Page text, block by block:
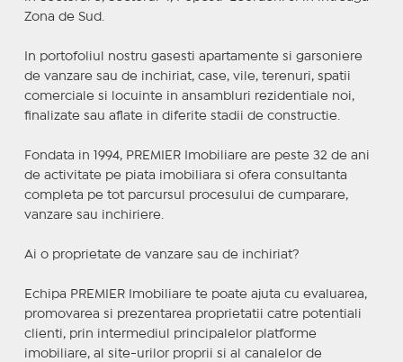
Zona de Sud.
In portofoliul nostru gasesti apartamente si garsoniere
de vanzare sau de inchiriat, case, vile, terenuri, spatii
comerciale si locuinte in ansambluri rezidentiale noi,
finalizate sau aflate in diferite stadii de constructie.
Fondata in 1994, PREMIER Imobiliare are peste 32 de ani
de activitate pe piata imobiliara si ofera consultanta
completa pe tot parcursul procesului de cumparare,
vanzare sau inchiriere.
Ai o proprietate de vanzare sau de inchiriat?
Echipa PREMIER Imobiliare te poate ajuta cu evaluarea,
promovarea si prezentarea proprietatii catre potentiali
clienti, prin intermediul principalelor platforme
imobiliare, al site-urilor proprii si al canalelor de